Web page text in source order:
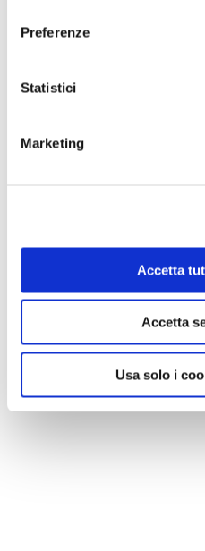
Preferenze
Statistici
Marketing
Accetta
Accetta
Usa solo i